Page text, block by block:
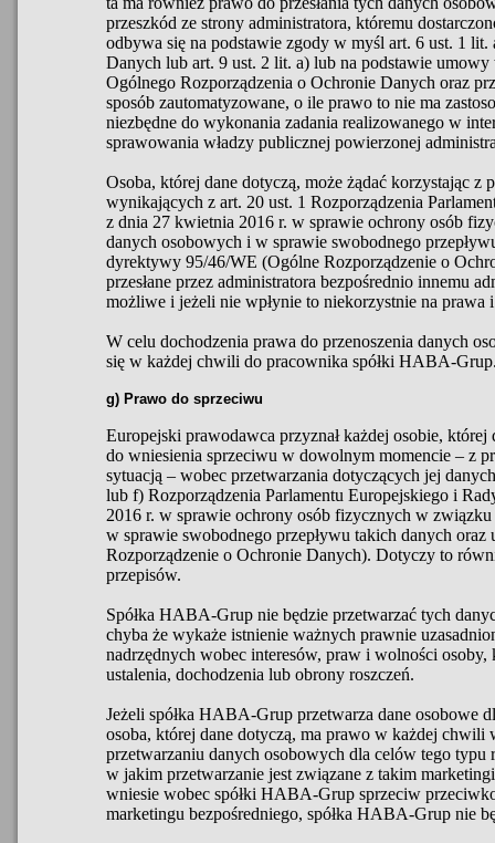
przeszkód ze strony administratora, któremu
odbywa się na podstawie zgody w myśl art. 6 ust. 1
Danych lub art. 9 ust. 2 lit. a) lub na podstawie
Ogólnego Rozporządzenia o Ochronie Danych oraz
sposób zautomatyzowane, o ile prawo to nie ma
niezbędne do wykonania zadania realizowanego w
sprawowania władzy publicznej powierzonej
Osoba, której dane dotyczą, może żądać korzystając z
wynikających z art. 20 ust. 1 Rozporządzenia
z dnia 27 kwietnia 2016 r. w sprawie ochrony osób
danych osobowych i w sprawie swobodnego
dyrektywy 95/46/WE (Ogólne Rozporządzenie o
przesłane przez administratora bezpośrednio innemu
możliwe i jeżeli nie wpłynie to niekorzystnie na prawa
W celu dochodzenia prawa do przenoszenia danych
się w każdej chwili do pracownika spółki HABA-
g) Prawo do sprzeciwu
Europejski prawodawca przyznał każdej osobie, której
do wniesienia sprzeciwu w dowolnym momencie – z
sytuacją – wobec przetwarzania dotyczących jej
lub f) Rozporządzenia Parlamentu Europejskiego i
2016 r. w sprawie ochrony osób fizycznych w
w sprawie swobodnego przepływu takich danych
Rozporządzenie o Ochronie Danych). Dotyczy to
przepisów.
Spółka HABA-Grup nie będzie przetwarzać tych
chyba że wykaże istnienie ważnych prawnie
nadrzędnych wobec interesów, praw i wolności
ustalenia, dochodzenia lub obrony roszczeń.
Jeżeli spółka HABA-Grup przetwarza dane osobowe
osoba, której dane dotyczą, ma prawo w każdej chwili
przetwarzaniu danych osobowych dla celów tego
w jakim przetwarzanie jest związane z takim
wniesie wobec spółki HABA-Grup sprzeciw
marketingu bezpośredniego, spółka HABA-Grup nie